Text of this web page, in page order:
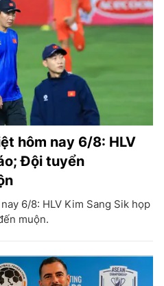
hôm nay 6/8: HLV
Đội tuyển
6/8: HLV Kim Sang Sik họp
muộn.